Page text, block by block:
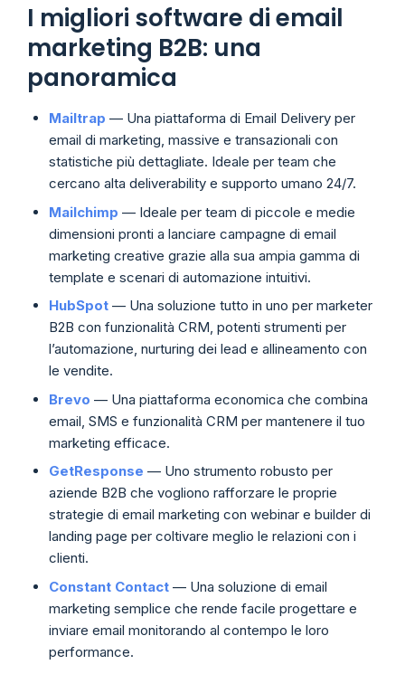
I migliori software di email
marketing B2B: una
panoramica
Mailtrap — Una piattaforma di Email Delivery per
email di marketing, massive e transazionali con
statistiche più dettagliate. Ideale per team che
cercano alta deliverability e supporto umano 24/7.
Mailchimp — Ideale per team di piccole e medie
dimensioni pronti a lanciare campagne di email
marketing creative grazie alla sua ampia gamma di
template e scenari di automazione intuitivi.
HubSpot — Una soluzione tutto in uno per marketer
B2B con funzionalità CRM, potenti strumenti per
l’automazione, nurturing dei lead e allineamento con
le vendite.
Brevo — Una piattaforma economica che combina
email, SMS e funzionalità CRM per mantenere il tuo
marketing efficace.
GetResponse — Uno strumento robusto per
aziende B2B che vogliono rafforzare le proprie
strategie di email marketing con webinar e builder di
landing page per coltivare meglio le relazioni con i
clienti.
Constant Contact — Una soluzione di email
marketing semplice che rende facile progettare e
inviare email monitorando al contempo le loro
performance.